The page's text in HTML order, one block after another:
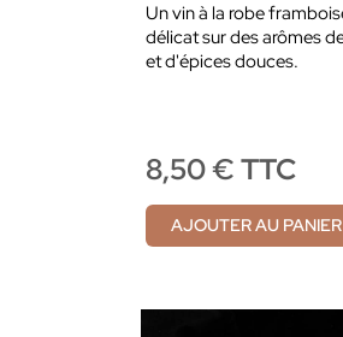
Un vin à la robe
délicat sur des arômes
et d'épices douces.
8,50 € TTC
AJOUTER AU PANIER